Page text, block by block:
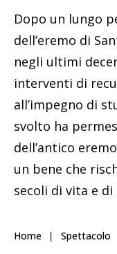
Dopo un lungo
dell’eremo di
negli ultimi
interventi di
all’impegno di
svolto ha
dell’antico
un bene che
secoli di vita e di
Home Spettacolo